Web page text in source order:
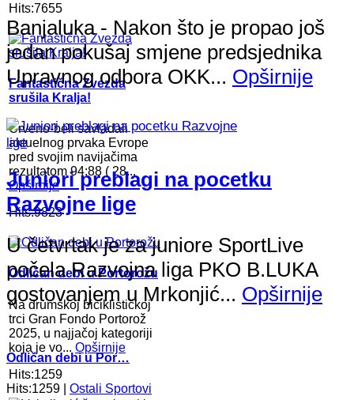
Hits:7655
Fantastična Zvezda
srušila Kralja!
Crveno-beli savladali
aktuelnog prvaka Evrope
pred svojim navijačima
rezultatom 94:88 ( 28...
Opširnije
Hits:9823
Odličan debi u Portorožu
Na drumskoj biciklističkoj
trci Gran Fondo Portorož
2025, u najjačoj kategoriji
koja je vo... Opširnije
Hits:1259
Banjaluka - Nakon što je propao još
jedan pokušaj smjene predsjednika
Upravnog odbora OKK... Opširnije
Juniori preblagi na pocetku
Razvojne lige
U četvrtak je za juniore SportLive
počela Razvojna liga PKO B.LUKA
gostovanjem u Mrkonjić... Opširnije
Odličan debi u Por…
Hits:1259 | Ostali Sportovi